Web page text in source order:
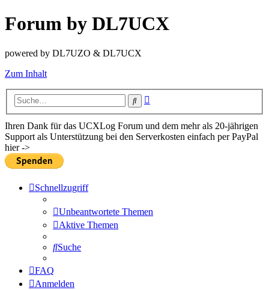
Forum by DL7UCX
powered by DL7UZO & DL7UCX
Zum Inhalt
Suche
Ihren Dank für das UCXLog Forum und dem mehr als 20-jährigen
Support als Unterstützung bei den Serverkosten einfach per PayPal
hier ->
Schnellzugriff
Unbeantwortete Themen
Aktive Themen
Suche
FAQ
Anmelden